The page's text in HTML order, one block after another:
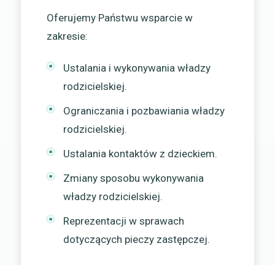
Oferujemy Państwu wsparcie w
zakresie:
Ustalania i wykonywania władzy
rodzicielskiej.
Ograniczania i pozbawiania władzy
rodzicielskiej.
Ustalania kontaktów z dzieckiem.
Zmiany sposobu wykonywania
władzy rodzicielskiej.
Reprezentacji w sprawach
dotyczących pieczy zastępczej.